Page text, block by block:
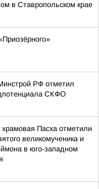
в Ставропольском крае
РФ отметил
СКФО
Пасха отметили
великомученика и
в юго-западном